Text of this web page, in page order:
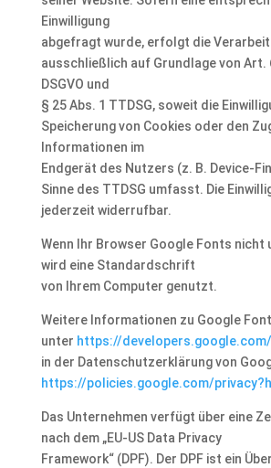
Einwilligung
abgefragt wurde, erfolgt die
ausschließlich auf Grundlage von Art.
DSGVO und
§ 25 Abs. 1 TTDSG, soweit die
Speicherung von Cookies oder den
Informationen im
Endgerät des Nutzers (z. B. Device-
Sinne des TTDSG umfasst. Die
jederzeit widerrufbar.
Wenn Ihr Browser Google Fonts
wird eine Standardschrift
von Ihrem Computer genutzt.
Weitere Informationen zu Google
unter https://
in der Datenschutzerklärung von
https://policies.google.com/
Das Unternehmen verfügt über eine
nach dem „EU-US Data Privacy
Framework“ (DPF). Der DPF ist ein